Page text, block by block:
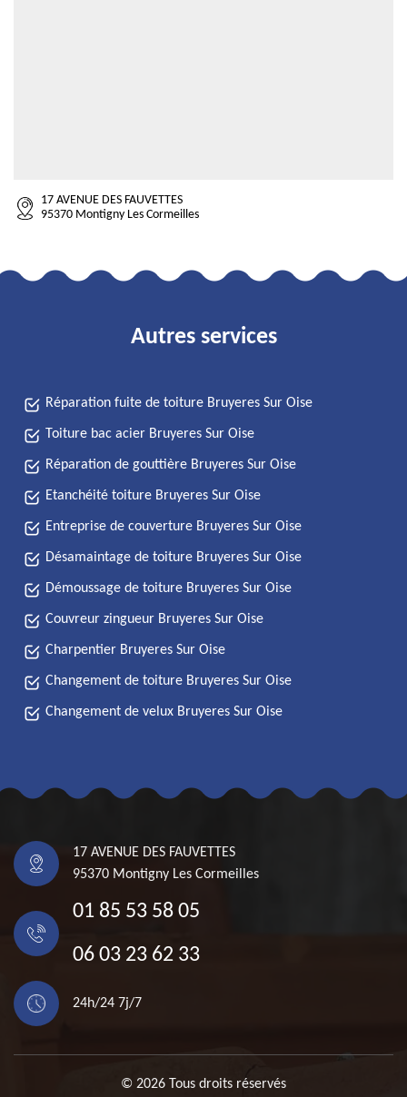
17 AVENUE DES FAUVETTES
95370 Montigny Les Cormeilles
Autres services
Réparation fuite de toiture Bruyeres Sur Oise
Toiture bac acier Bruyeres Sur Oise
Réparation de gouttière Bruyeres Sur Oise
Etanchéité toiture Bruyeres Sur Oise
Entreprise de couverture Bruyeres Sur Oise
Désamaintage de toiture Bruyeres Sur Oise
Démoussage de toiture Bruyeres Sur Oise
Couvreur zingueur Bruyeres Sur Oise
Charpentier Bruyeres Sur Oise
Changement de toiture Bruyeres Sur Oise
Changement de velux Bruyeres Sur Oise
17 AVENUE DES FAUVETTES
95370 Montigny Les Cormeilles
01 85 53 58 05
06 03 23 62 33
24h/24 7j/7
© 2026 Tous droits réservés